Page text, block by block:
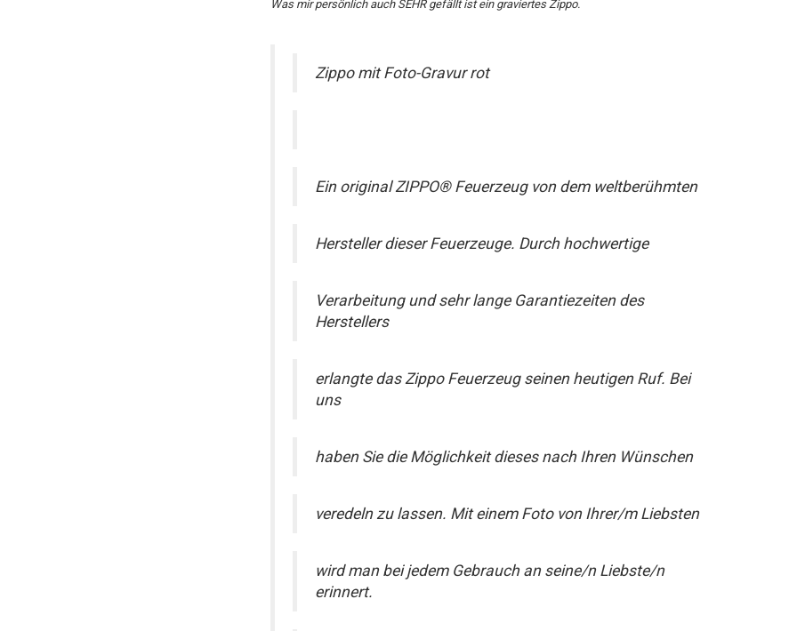
Was mir persönlich auch SEHR gefällt ist ein graviertes Zippo.
Zippo mit Foto-Gravur rot
Ein original ZIPPO® Feuerzeug von dem weltberühmten
Hersteller dieser Feuerzeuge. Durch hochwertige
Verarbeitung und sehr lange Garantiezeiten des
Herstellers
erlangte das Zippo Feuerzeug seinen heutigen Ruf. Bei
uns
haben Sie die Möglichkeit dieses nach Ihren Wünschen
veredeln zu lassen. Mit einem Foto von Ihrer/m Liebsten
wird man bei jedem Gebrauch an seine/n Liebste/n
erinnert.